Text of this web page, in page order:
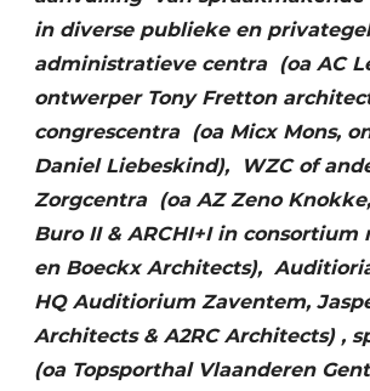
in diverse publieke en
administratieve centra (oa AC
ontwerper Tony Fretton
congrescentra (oa Micx Mons,
Daniel Liebeskind), WZC of
Zorgcentra (oa AZ Zeno
Buro II & ARCHI+I in
en Boeckx Architects),
HQ Auditiorium Zaventem,
Architects & A2RC Architects) ,
(oa Topsporthal Vlaanderen